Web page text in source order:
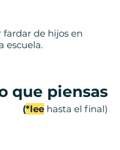
fardar de hijos en
escuela.
que piensas
(*lee hasta el final)